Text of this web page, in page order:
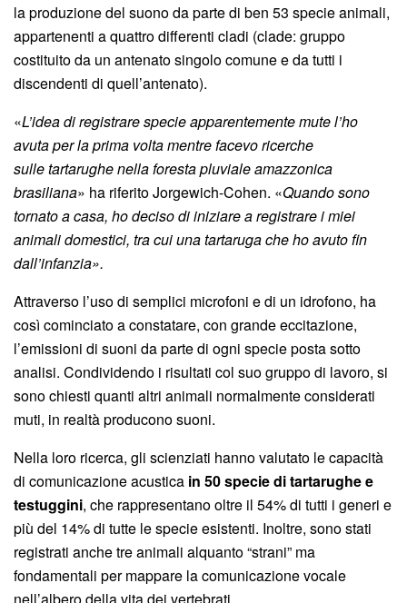
la produzione del suono da parte di ben 53 specie animali,
appartenenti a quattro differenti cladi (clade: gruppo
costituito da un antenato singolo comune e da tutti i
discendenti di quell’antenato).
«L’idea di registrare specie apparentemente mute l’ho
avuta per la prima volta mentre facevo ricerche
sulle tartarughe nella foresta pluviale amazzonica
brasiliana» ha riferito Jorgewich-Cohen. «Quando sono
tornato a casa, ho deciso di iniziare a registrare i miei
animali domestici, tra cui una tartaruga che ho avuto fin
dall’infanzia».
Attraverso l’uso di semplici microfoni e di un idrofono, ha
così cominciato a constatare, con grande eccitazione,
l’emissioni di suoni da parte di ogni specie posta sotto
analisi. Condividendo i risultati col suo gruppo di lavoro, si
sono chiesti quanti altri animali normalmente considerati
muti, in realtà producono suoni.
Nella loro ricerca, gli scienziati hanno valutato le capacità
di comunicazione acustica in 50 specie di tartarughe e
testuggini, che rappresentano oltre il 54% di tutti i generi e
più del 14% di tutte le specie esistenti. Inoltre, sono stati
registrati anche tre animali alquanto “strani” ma
fondamentali per mappare la comunicazione vocale
nell’albero della vita dei vertebrati.